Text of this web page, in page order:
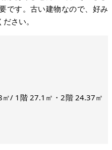
です。古い建物なので、好み
さい。
/ 1階 27.1㎡・2階 24.37㎡